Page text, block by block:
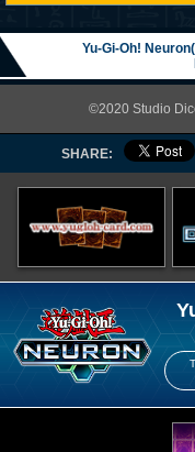
Yu-Gi-Oh!
©2020 Studio
SHARE: